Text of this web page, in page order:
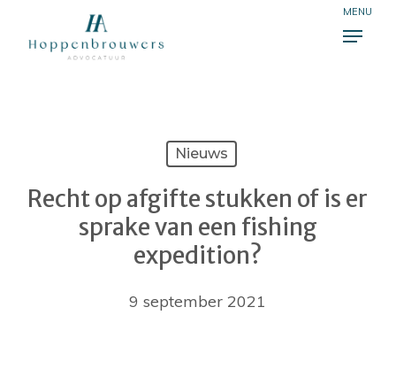
Menu
Nieuws
Recht op afgifte stukken of is er
sprake van een fishing
expedition?
9 september 2021